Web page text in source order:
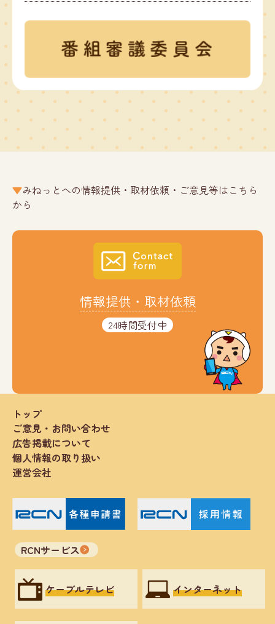
みねっとへの情報提供・取材依頼・ご意見等はこちら
から
情報提供・取材依頼
24時間受付中
トップ
ご意見・お問い合わせ
広告掲載について
個人情報の取り扱い
運営会社
RCNサービス
ケーブルテレビ インターネット